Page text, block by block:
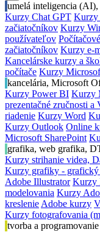
umelá inteligencia (AI),
Kurzy Chat GPT Kurzy
začiatočníkov Kurzy
používateľov
začiatočníkov Kurzy e-
Kancelárske kurzy a
počítače Kurzy
kancelária, Microsoft
Kurzy Power BI Kurzy
prezentačné zručnosti a
riadenie Kurzy Word
Kurzy Outlook Online
Microsoft SharePoint
grafika, web grafika,
Kurzy strihanie videa,
Kurzy grafiky - grafický
Adobe Illustrator Kurzy
modelovania Kurzy
kreslenie Adobe kurzy
Kurzy fotografovania
tvorba a